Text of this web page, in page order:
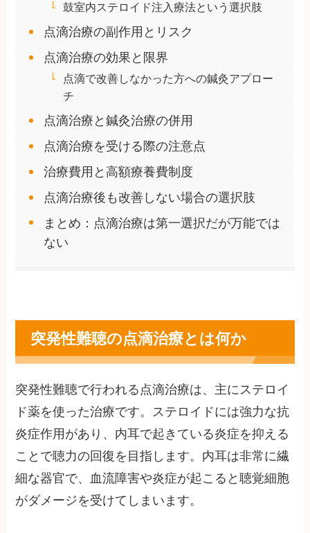
鼓室内ステロイド注入療法という選択肢
点滴治療の副作用とリスク
点滴治療の効果と限界
点滴で改善しなかった方への鍼灸アプロー
チ
点滴治療と鍼灸治療の併用
点滴治療を受ける際の注意点
治療費用と高額療養費制度
点滴治療後も改善しない場合の選択肢
まとめ：点滴治療は第一選択だが万能では
ない
突発性難聴の点滴治療とは何か
突発性難聴で行われる点滴治療は、主にステロイ
ド薬を使った治療です。ステロイドには強力な抗
炎症作用があり、内耳で起きている炎症を抑える
ことで聴力の回復を目指します。内耳は非常に繊
細な器官で、血流障害や炎症が起こると聴覚細胞
がダメージを受けてしまいます。